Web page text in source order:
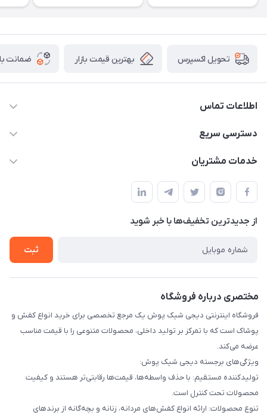
تحویل اکسپرس بهترین قیمت بازار ضمانت
اطلاعات تماس
02156862270
دسترسی سریع
حساب کاربری
لیست محصولات
درباره ما
خدمات مشتریان
قوانین و مقررات
حریم خصوصی
راهنما
از جدید‌ترین تخفیف‌ها با‌ خبر شوید
ثبت
مختصری درباره فروشگاه
فروشگاه اینترنتی دیجی شیک پوش یک مرجع تخصصی برای خرید انواع کفش و
پوشاک است که با تمرکز بر تولید داخلی، محصولات متنوعی را با قیمت مناسب
عرضه می‌کند.
ویژگی‌های برجسته دیجی شیک پوش:
تولیدکننده مستقیم: با حذف واسطه‌ها، قیمت‌ها رقابتی‌تر هستند و کیفیت
محصولات تحت کنترل است.
تنوع محصولات: ارائه انواع کفش‌های مردانه، زنانه و بچه‌گانه از برندهای